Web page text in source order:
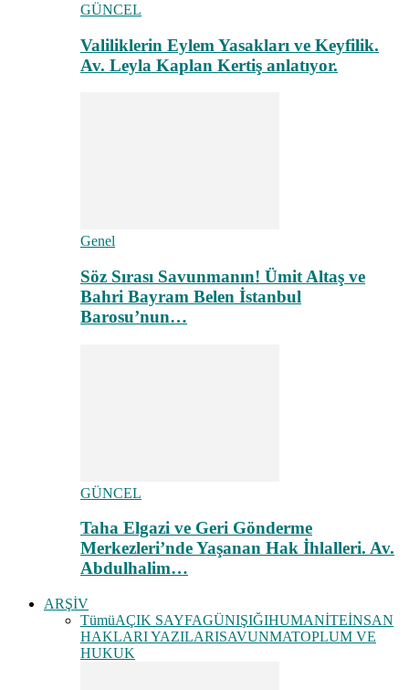
GÜNCEL
Valiliklerin Eylem Yasakları ve Keyfilik.
Av. Leyla Kaplan Kertiş anlatıyor.
Genel
Söz Sırası Savunmanın! Ümit Altaş ve
Bahri Bayram Belen İstanbul
Barosu’nun…
GÜNCEL
Taha Elgazi ve Geri Gönderme
Merkezleri’nde Yaşanan Hak İhlalleri. Av.
Abdulhalim…
ARŞİV
TümüAÇIK SAYFAGÜNIŞIĞIHUMANİTEİNSAN
HAKLARI YAZILARISAVUNMATOPLUM VE
HUKUK